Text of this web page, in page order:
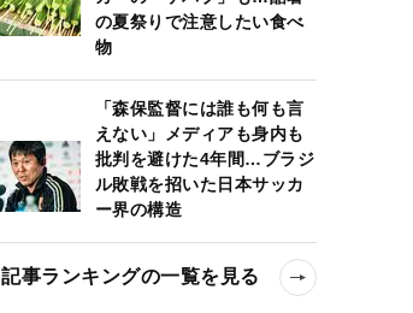
の夏祭りで注意したい食べ
物
「森保監督には誰も何も言
えない」メディアも身内も
批判を避けた4年間…ブラジ
ル敗戦を招いた日本サッカ
ー界の構造
記事ランキングの一覧を見る